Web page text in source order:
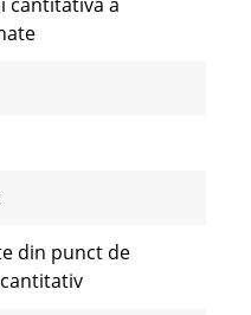
din punct de